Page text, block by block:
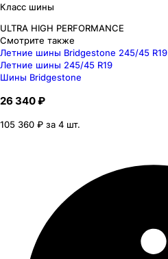
Класс шины
ULTRA HIGH PERFORMANCE
Смотрите также
Летние шины Bridgestone 245/45 R19
Летние шины 245/45 R19
Шины Bridgestone
26 340 ₽
105 360 ₽ за 4 шт.